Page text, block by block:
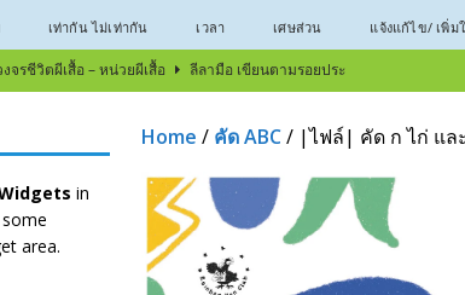
เท่ากัน ไม่เท่ากัน เวลา เศษส่วน แจ้งแก้ไข/ เพิ่ม
จรชีวิตผีเสื้อ – หน่วยผีเสื้อ
ลีลามือ เขียนตามรอยประ
หน่วยกบ
ลีลามือ เขียนตามรอยประ
ธีมเสือ ธีมวันสงกรานต์
ลีลามือ เขียนตามรอยประ
วันเด็ก 2566 ใบงานคัดลายมือ
ประโยค
ำ ทำไม่ได้! ทำยังไงให้เด็กรักวิชาเลข
บทความสอนและเรียนให้สนุก
Home / คัด ABC/ |ไฟล์| คัด ก ไก่ แล
in
area.